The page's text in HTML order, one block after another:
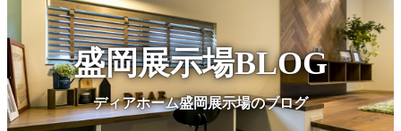
盛岡展示場BLOG
ディアホーム盛岡展示場のブログ